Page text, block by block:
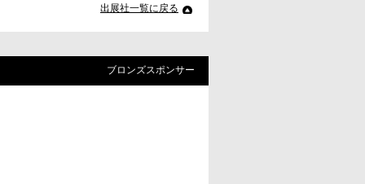
出展社一覧に戻る
ブロンズスポンサー